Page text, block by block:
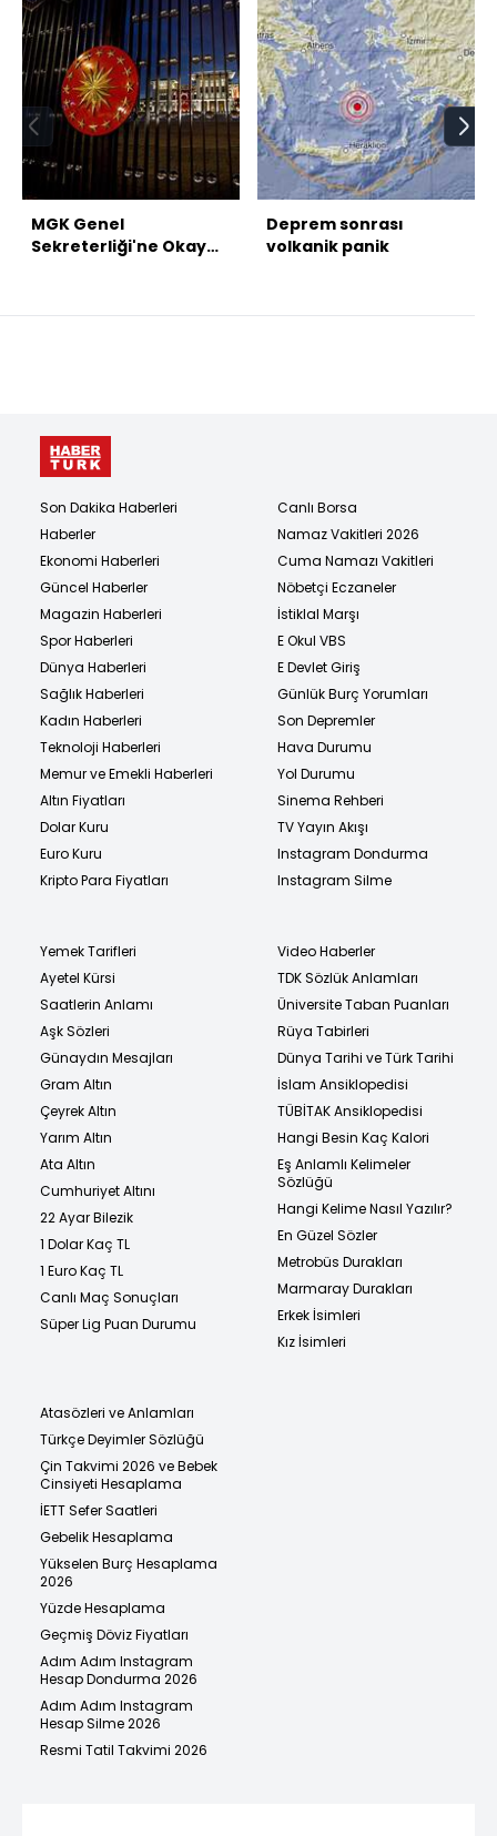
MGK Genel
Sekreterliği'ne Okay
Deprem sonrası
volkanik panik
Son Dakika Haberleri
Haberler
Ekonomi Haberleri
Güncel Haberler
Magazin Haberleri
Spor Haberleri
Dünya Haberleri
Sağlık Haberleri
Kadın Haberleri
Teknoloji Haberleri
Memur ve Emekli Haberleri
Altın Fiyatları
Dolar Kuru
Euro Kuru
Kripto Para Fiyatları
Canlı Borsa
Namaz Vakitleri 2026
Cuma Namazı Vakitleri
Nöbetçi Eczaneler
İstiklal Marşı
E Okul VBS
E Devlet Giriş
Günlük Burç Yorumları
Son Depremler
Hava Durumu
Yol Durumu
Sinema Rehberi
TV Yayın Akışı
Instagram Dondurma
Instagram Silme
Yemek Tarifleri
Ayetel Kürsi
Saatlerin Anlamı
Aşk Sözleri
Günaydın Mesajları
Gram Altın
Çeyrek Altın
Yarım Altın
Ata Altın
Cumhuriyet Altını
22 Ayar Bilezik
1 Dolar Kaç TL
1 Euro Kaç TL
Canlı Maç Sonuçları
Süper Lig Puan Durumu
Video Haberler
TDK Sözlük Anlamları
Üniversite Taban Puanları
Rüya Tabirleri
Dünya Tarihi ve Türk Tarihi
İslam Ansiklopedisi
TÜBİTAK Ansiklopedisi
Hangi Besin Kaç Kalori
Eş Anlamlı Kelimeler
Sözlüğü
Hangi Kelime Nasıl Yazılır?
En Güzel Sözler
Metrobüs Durakları
Marmaray Durakları
Erkek İsimleri
Kız İsimleri
Atasözleri ve Anlamları
Türkçe Deyimler Sözlüğü
Çin Takvimi 2026 ve Bebek
Cinsiyeti Hesaplama
İETT Sefer Saatleri
Gebelik Hesaplama
Yükselen Burç Hesaplama
2026
Yüzde Hesaplama
Geçmiş Döviz Fiyatları
Adım Adım Instagram
Hesap Dondurma 2026
Adım Adım Instagram
Hesap Silme 2026
Resmi Tatil Takvimi 2026